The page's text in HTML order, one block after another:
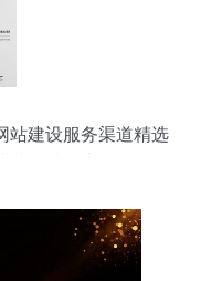
站建设服务渠道精选